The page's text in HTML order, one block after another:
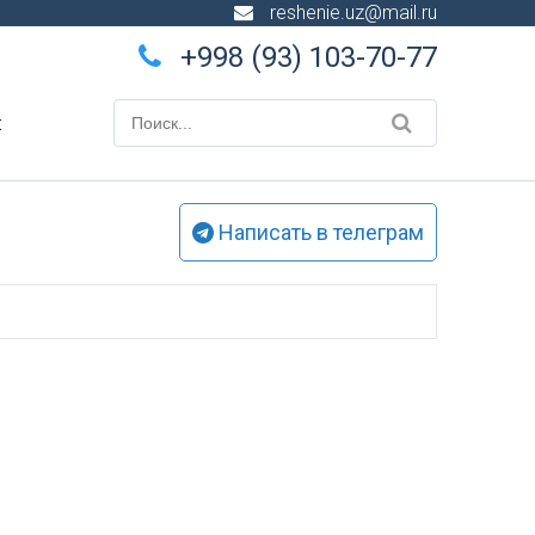
reshenie.uz@mail.ru
+998 (93) 103-70-77
Написать в телеграм